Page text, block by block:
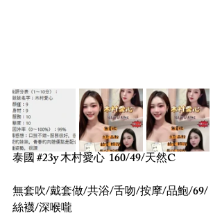
泰國 #23y 木村愛心  160/49/天然C
無套吹/戴套做/共浴/舌吻/按摩/品鮑/69/
絲襪/深喉嚨